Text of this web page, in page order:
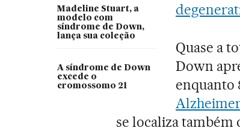
Madeline Stuart, a
modelo com
síndrome de Down,
lança sua coleção
A síndrome de Down
excede o
cromossomo 21
Quase a
Down
enquanto
Alzheimer
se localiza também